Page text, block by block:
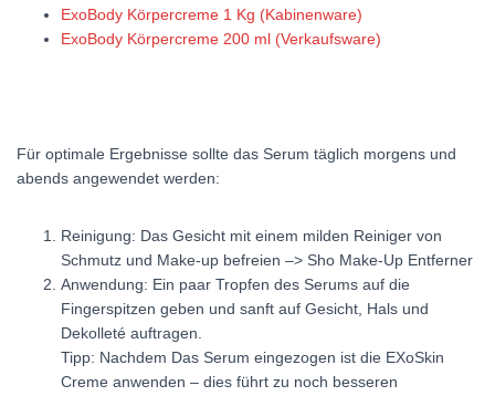
ExoBody Körpercreme 1 Kg (Kabinenware)
ExoBody Körpercreme 200 ml (Verkaufsware)
Für optimale Ergebnisse sollte das Serum täglich morgens und
abends angewendet werden:
Reinigung: Das Gesicht mit einem milden Reiniger von
Schmutz und Make-up befreien –> Sho Make-Up Entferner
Anwendung: Ein paar Tropfen des Serums auf die
Fingerspitzen geben und sanft auf Gesicht, Hals und
Dekolleté auftragen.
Tipp: Nachdem Das Serum eingezogen ist die EXoSkin
Creme anwenden – dies führt zu noch besseren